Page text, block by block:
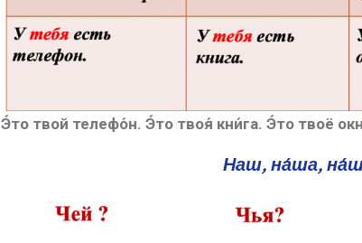
Э́то твой телефо́н. Э́то твоя́ кни́га. Э́то твоё
Наш, на́ша,